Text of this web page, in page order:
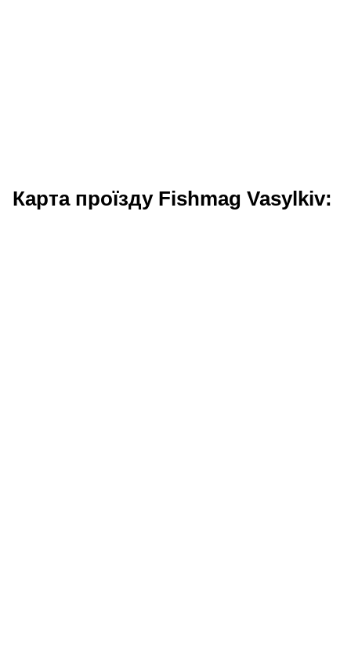
Карта проїзду Fishmag Vasylkiv: